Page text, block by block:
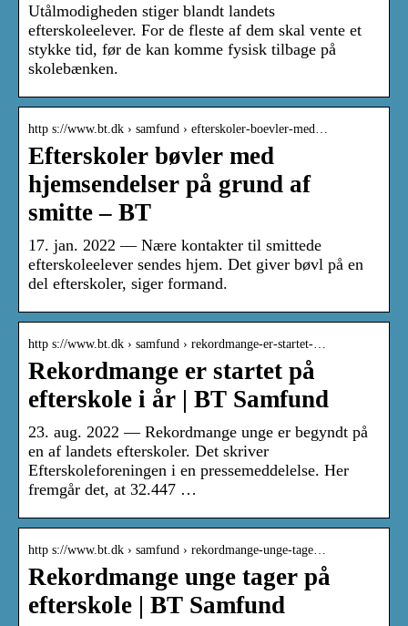
Utålmodigheden stiger blandt landets
efterskoleelever. For de fleste af dem skal vente et
stykke tid, før de kan komme fysisk tilbage på
skolebænken.
http s://www.bt.dk › samfund › efterskoler-boevler-med…
Efterskoler bøvler med
hjemsendelser på grund af
smitte – BT
17. jan. 2022 — Nære kontakter til smittede
efterskoleelever sendes hjem. Det giver bøvl på en
del efterskoler, siger formand.
http s://www.bt.dk › samfund › rekordmange-er-startet-…
Rekordmange er startet på
efterskole i år | BT Samfund
23. aug. 2022 — Rekordmange unge er begyndt på
en af landets efterskoler. Det skriver
Efterskoleforeningen i en pressemeddelelse. Her
fremgår det, at 32.447 …
http s://www.bt.dk › samfund › rekordmange-unge-tage…
Rekordmange unge tager på
efterskole | BT Samfund